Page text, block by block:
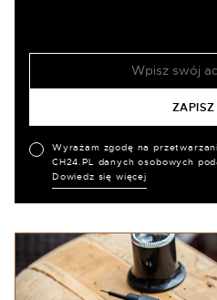
Wyrażam zgodę na
CH24.PL danych osobowych
Dowiedz się więcej